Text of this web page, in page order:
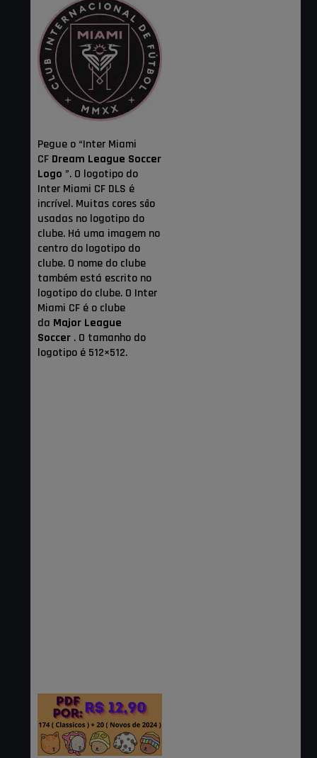
Pegue o “Inter Miami
CF Dream League Soccer
Logo ”. O logotipo do
Inter Miami CF DLS é
incrível. Muitas cores são
usadas no logotipo do
clube. Há uma imagem no
centro do logotipo do
clube. O nome do clube
também está escrito no
logotipo do clube. O Inter
Miami CF é o clube
da Major League
Soccer. O tamanho do
logotipo é 512×512.